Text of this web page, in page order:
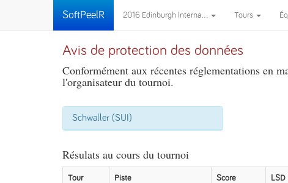
SoftPeelR 2016 Edinburgh Interna... Tours
Avis de protection des données
Conformément aux récentes réglementations en
l'organisateur du tournoi.
Schwaller (SUI)
Résulats au cours du tournoi
Tour Piste Score LSD